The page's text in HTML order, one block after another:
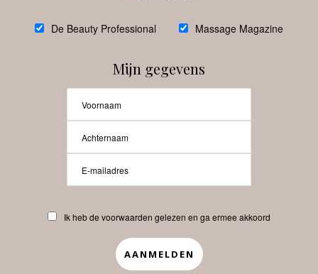
Beauty-Pro.nl
Abonneren Contact
APP
De Beauty Professional Massage Magazine
Mijn gegevens
Ik heb de voorwaarden gelezen en ga ermee akkoord